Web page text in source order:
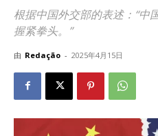
根据中国外交部的表述：“中
握紧拳头。”
由 Redação - 2025年4月15日